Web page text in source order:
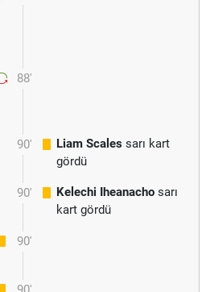
88'
90' Liam Scales sarı kart
gördü
90' Kelechi Iheanacho sarı
kart gördü
90'